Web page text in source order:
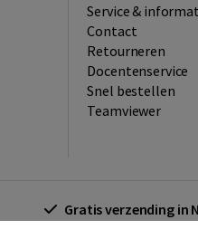
Service &
Contact
Retourneren
Docentenservice
Snel bestellen
Teamviewer
Gratis verzending in